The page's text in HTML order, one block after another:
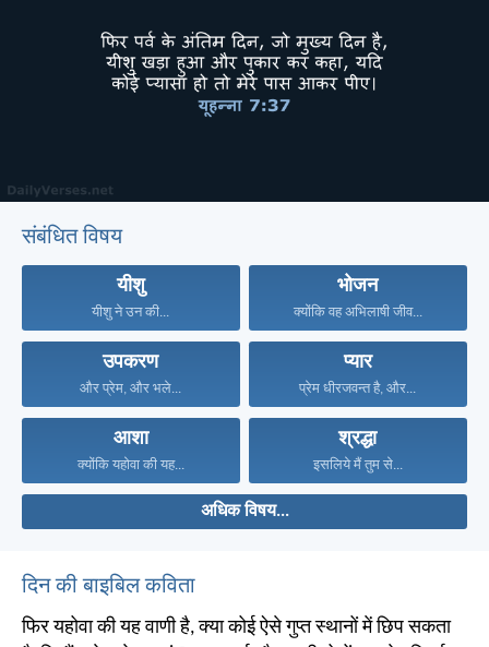
संबंधित विषय
यीशु
यीशु ने उन की...
भोजन
क्योंकि वह अभिलाषी जीव...
उपकरण
और प्रेम, और भले...
प्यार
प्रेम धीरजवन्त है, और...
आशा
क्योंकि यहोवा की यह...
श्रद्धा
इसलिये मैं तुम से...
अधिक विषय...
दिन की बाइबिल कविता
फिर यहोवा की यह वाणी है, क्या कोई ऐसे गुप्त स्थानों में छिप सकता